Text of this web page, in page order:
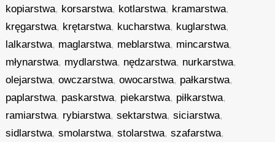
kopiarstwa, korsarstwa, kotlarstwa, kramarstwa,
kręgarstwa, krętarstwa, kucharstwa, kuglarstwa,
lalkarstwa, maglarstwa, meblarstwa, mincarstwa,
młynarstwa, mydlarstwa, nędzarstwa, nurkarstwa,
olejarstwa,owczarstwa,owocarstwa, pałkarstwa,
paplarstwa, paskarstwa, piekarstwa, piłkarstwa,
ramiarstwa, rybiarstwa,sektarstwa,siciarstwa,
sidlarstwa,smolarstwa,stolarstwa,szafarstwa,